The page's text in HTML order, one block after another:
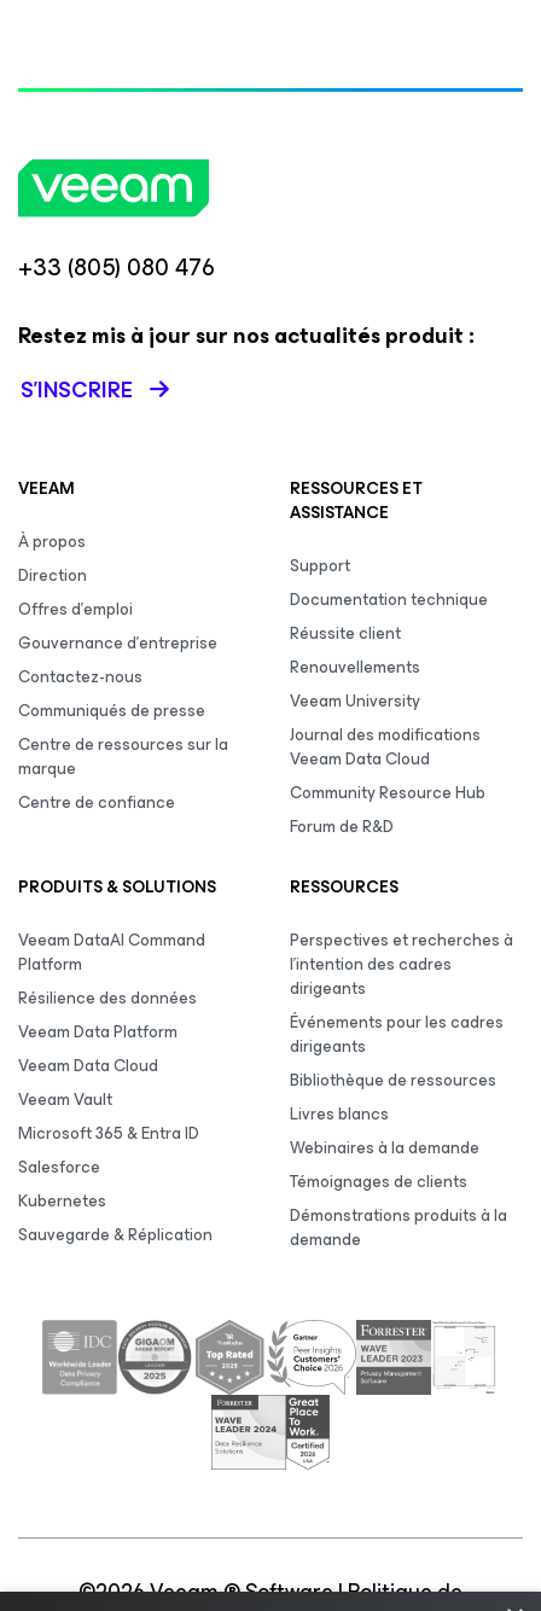
+33 (805) 080 476
Restez mis à jour sur nos actualités produit :
S’INSCRIRE
VEEAM
À propos
Direction
Offres d’emploi
Gouvernance d’entreprise
Contactez-nous
Communiqués de presse
Centre de ressources sur la
marque
Centre de confiance
RESSOURCES ET
ASSISTANCE
Support
Documentation technique
Réussite client
Renouvellements
Veeam University
Journal des modifications
Veeam Data Cloud
Community Resource Hub
Forum de R&D
PRODUITS & SOLUTIONS
Veeam DataAI Command
Platform
Résilience des données
Veeam Data Platform
Veeam Data Cloud
Veeam Vault
Microsoft 365 & Entra ID
Salesforce
Kubernetes
Sauvegarde & Réplication
RESSOURCES
Perspectives et recherches à
l’intention des cadres
dirigeants
Événements pour les cadres
dirigeants
Bibliothèque de ressources
Livres blancs
Webinaires à la demande
Témoignages de clients
Démonstrations produits à la
demande
©2026 Veeam ® Software |Politique de